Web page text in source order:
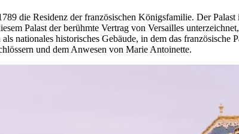
die Residenz der französischen Königsfamilie. Der
Palast der berühmte Vertrag von Versailles
nationales historisches Gebäude, in dem das französische
und dem Anwesen von Marie Antoinette.